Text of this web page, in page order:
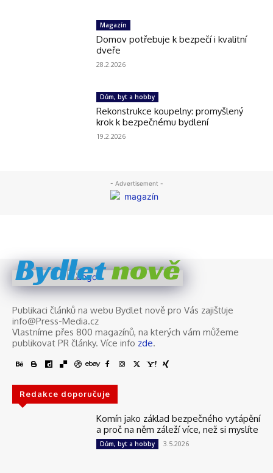
Bydletnově
Publikaci článků na webu Bydlet nově pro Vás zajišťuje
info@Press-Media.cz
Vlastníme přes 800 magazínů, na kterých vám můžeme
publikovat PR články. Více info zde.
Redakce doporučuje
Komín jako základ bezpečného vytápění
a proč na něm záleží více, než si myslíte
Dům, byt a hobby 3.5.2026